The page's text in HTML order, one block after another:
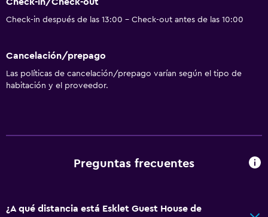
Check-in/Check-out
Check-in después de las 13:00 - Check-out antes de las 10:00
Cancelación/prepago
Las políticas de cancelación/prepago varían según el tipo de
habitación y el proveedor.
Preguntas frecuentes
¿A qué distancia está Esklet Guest House de